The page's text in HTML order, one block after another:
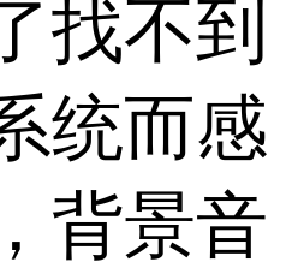
找不到
统而感
背景音